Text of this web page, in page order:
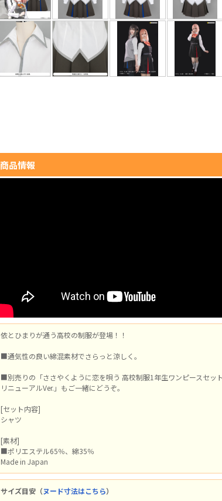
商品情報
依とひまりが通う高校の制服が登場！！
■通気性の良い綿混素材でさらっと涼しく。
■別売りの「ささやくように恋を唄う 高校制服1年生ワンピースセッ
リニューアルVer.」もご一緒にどうぞ。
[セット内容]
シャツ
[素材]
■ポリエステル65％、綿35％
Made in Japan
サイズ目安（ヌード寸法はこちら）